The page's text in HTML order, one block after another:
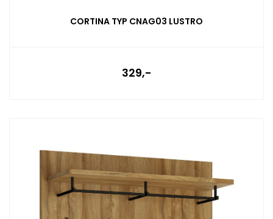
CORTINA TYP CNAG03 LUSTRO
329,-